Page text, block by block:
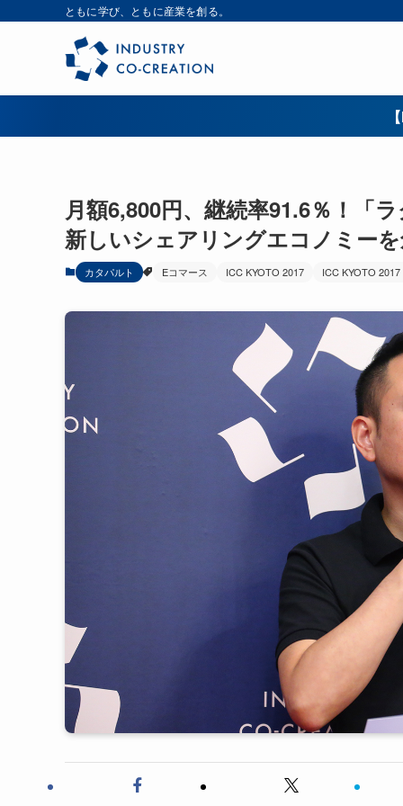
ともに学び、ともに産業を創る。
月額6,800円、継続率91.6％！「
新しいシェアリングエコノミー
カタパルト Eコマース ICC KYOTO 2017 ICC KYOTO